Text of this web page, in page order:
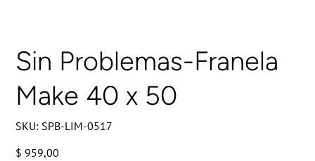
Sin Problemas-Franela
Make 40 x 50
SKU: SKU
SPB-
SPB-LIM-0517
Precio
$ 959,00